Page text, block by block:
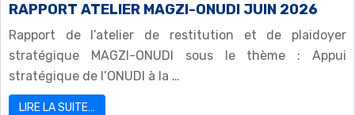
RAPPORT ATELIER MAGZI-ONUDI JUIN 2026
Rapport de l’atelier de restitution et de plaidoyer
stratégique MAGZI-ONUDI sous le thème : Appui
stratégique de l’ONUDI à la …
LIRE LA SUITE…